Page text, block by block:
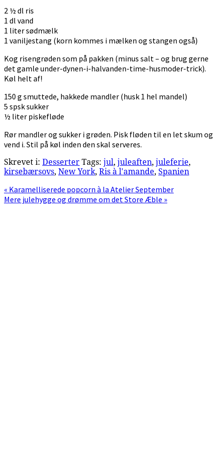
2 ½ dl ris
1 dl vand
1 liter sødmælk
1 vaniljestang (korn kommes i mælken og stangen også)
Kog risengrøden som på pakken (minus salt – og brug gerne
det gamle under-dynen-i-halvanden-time-husmoder-trick).
Køl helt af!
150 g smuttede, hakkede mandler (husk 1 hel mandel)
5 spsk sukker
½ liter piskefløde
Rør mandler og sukker i grøden. Pisk fløden til en let skum og
vend i. Stil på køl inden den skal serveres.
Skrevet i: Desserter Tags: jul, juleaften, juleferie,
kirsebærsovs, New York, Ris à l'amande, Spanien
Previous
Post:
« Karamelliserede popcorn à la Atelier September
Next
Mere julehygge og drømme om det Store Æble »